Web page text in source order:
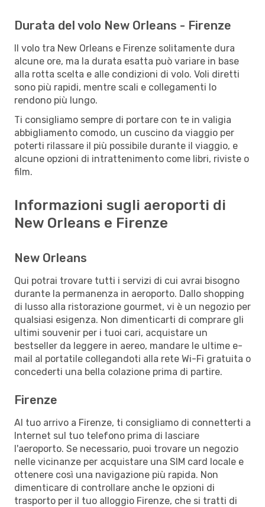
Durata del volo New Orleans - Firenze
Il volo tra New Orleans e Firenze solitamente dura
alcune ore, ma la durata esatta può variare in base
alla rotta scelta e alle condizioni di volo. Voli diretti
sono più rapidi, mentre scali e collegamenti lo
rendono più lungo.
Ti consigliamo sempre di portare con te in valigia
abbigliamento comodo, un cuscino da viaggio per
poterti rilassare il più possibile durante il viaggio, e
alcune opzioni di intrattenimento come libri, riviste o
film.
Informazioni sugli aeroporti di
New Orleans e Firenze
New Orleans
Qui potrai trovare tutti i servizi di cui avrai bisogno
durante la permanenza in aeroporto. Dallo shopping
di lusso alla ristorazione gourmet, vi è un negozio per
qualsiasi esigenza. Non dimenticarti di comprare gli
ultimi souvenir per i tuoi cari, acquistare un
bestseller da leggere in aereo, mandare le ultime e-
mail al portatile collegandoti alla rete Wi-Fi gratuita o
concederti una bella colazione prima di partire.
Firenze
Al tuo arrivo a Firenze, ti consigliamo di connetterti a
Internet sul tuo telefono prima di lasciare
l'aeroporto. Se necessario, puoi trovare un negozio
nelle vicinanze per acquistare una SIM card locale e
ottenere così una navigazione più rapida. Non
dimenticare di controllare anche le opzioni di
trasporto per il tuo alloggio Firenze, che si tratti di